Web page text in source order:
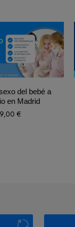
del bebé a
en Madrid
€